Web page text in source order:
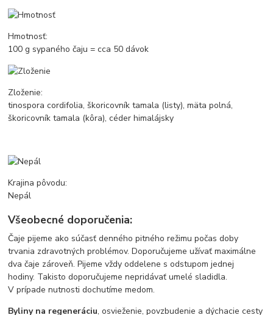
Hmotnosť:
100 g sypaného čaju = cca 50 dávok
Zloženie:
tinospora cordifolia, škoricovník tamala (listy), mäta polná,
škoricovník tamala (kôra), céder himalájsky
Krajina pôvodu:
Nepál
Všeobecné doporučenia:
Čaje pijeme ako súčasť denného pitného režimu počas doby
trvania zdravotných problémov. Doporučujeme užívať maximálne
dva čaje zároveň. Pijeme vždy oddelene s odstupom jednej
hodiny. Takisto doporučujeme nepridávať umelé sladidla.
V prípade nutnosti dochutíme medom.
Byliny na regeneráciu, osvieženie, povzbudenie a dýchacie cesty